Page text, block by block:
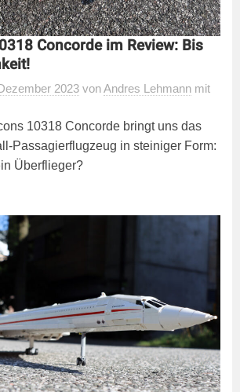
Concorde im Review: Bis
2023 vonAndres Lehmann mit
10318 Concorde bringt uns das
Passagierflugzeug in steiniger Form:
Überflieger?